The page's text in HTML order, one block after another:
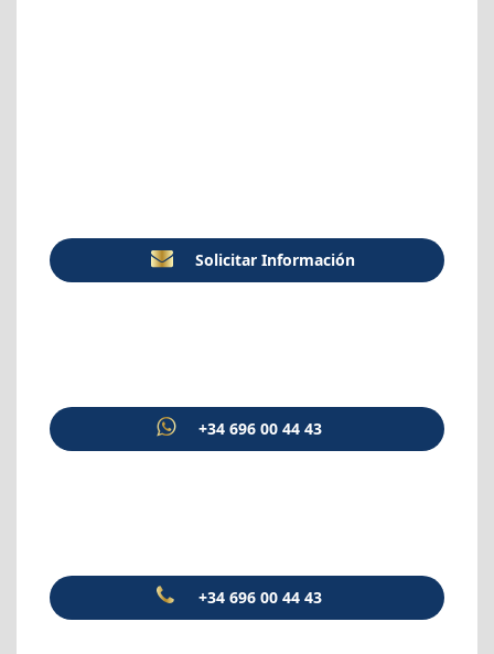
Solicitar Información
+34 696 00 44 43
+34 696 00 44 43